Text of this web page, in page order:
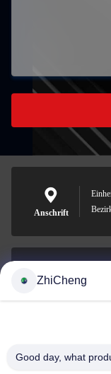
Anschrift
ZhiCheng
Good day, what